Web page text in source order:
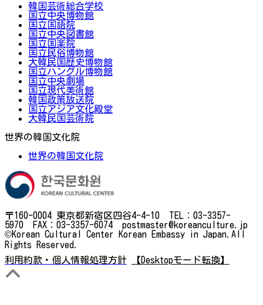
韓国芸術総合学校
国立中央博物館
国立国語院
国立中央図書館
国立国楽院
国立民俗博物館
大韓民国歴史博物館
国立ハングル博物館
国立中央劇場
国立現代美術館
韓国政策放送院
国立アジア文化殿堂
大韓民国芸術院
世界の韓国文化院
世界の韓国文化院
〒160-0004 東京都新宿区四谷4-4-10 TEL：03-3357-
5970 FAX：03-3357-6074 postmaster@koreanculture.jp
©Korean Cultural Center Korean Embassy in Japan.All
Rights Reserved.
利用約款・個人情報処理方針
【Desktopモード転換】